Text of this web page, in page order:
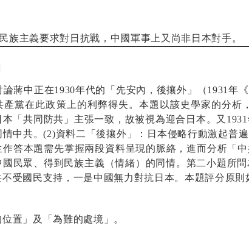
族主義要求對日抗戰，中國軍事上又尚非日本對手。
論蔣中正在1930年代的「先安內，後攘外」（1931年
產黨在此政策上的利弊得失。本題以該史學家的分析
「共同防共」主張一致，故被視為迎合日本。又 1931
情中共。(2)資料二「後攘外」：日本侵略行動激起普
答本題需先掌握兩段資料呈現的脈絡，進而分析「
民眾、得到民族主義（情緒）的同情。第二小題所問
受國民支持，一是中國無力對抗日本。本題評分原則
置」及「為難的處境」。